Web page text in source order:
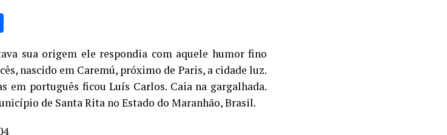
sua origem ele respondia com aquele humor fino
nascido em Caremú, próximo de Paris, a cidade luz.
em português ficou Luís Carlos. Caia na gargalhada.
de Santa Rita no Estado do Maranhão, Brasil.